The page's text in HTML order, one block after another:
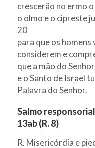
crescerão no ermo
o olmo e o cipreste
20
para que os homens
considerem e
que a mão do
e o Santo de Israel
Palavra do Senhor.
Salmo
13ab (R. 8)
R. Misericórdia e